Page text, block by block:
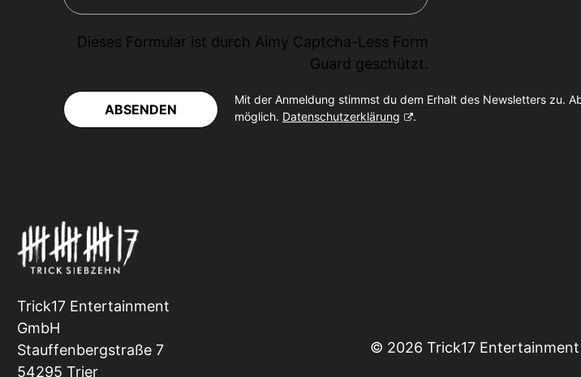
Dieses Formular ist durch Aimy Captcha-Less Form
Guard geschützt.
ABSENDEN
Mit der Anmeldung stimmst du dem Erhalt des Newsletters zu.
möglich. Datenschutzerklärung .
Trick17 Entertainment
GmbH
Stauffenbergstraße 7
54295 Trier
© 2026 Trick17 Entertainment